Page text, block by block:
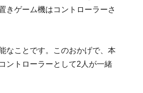
きゲーム機はコントローラーさ
なことです。このおかげで、本
ントローラーとして2人が一緒